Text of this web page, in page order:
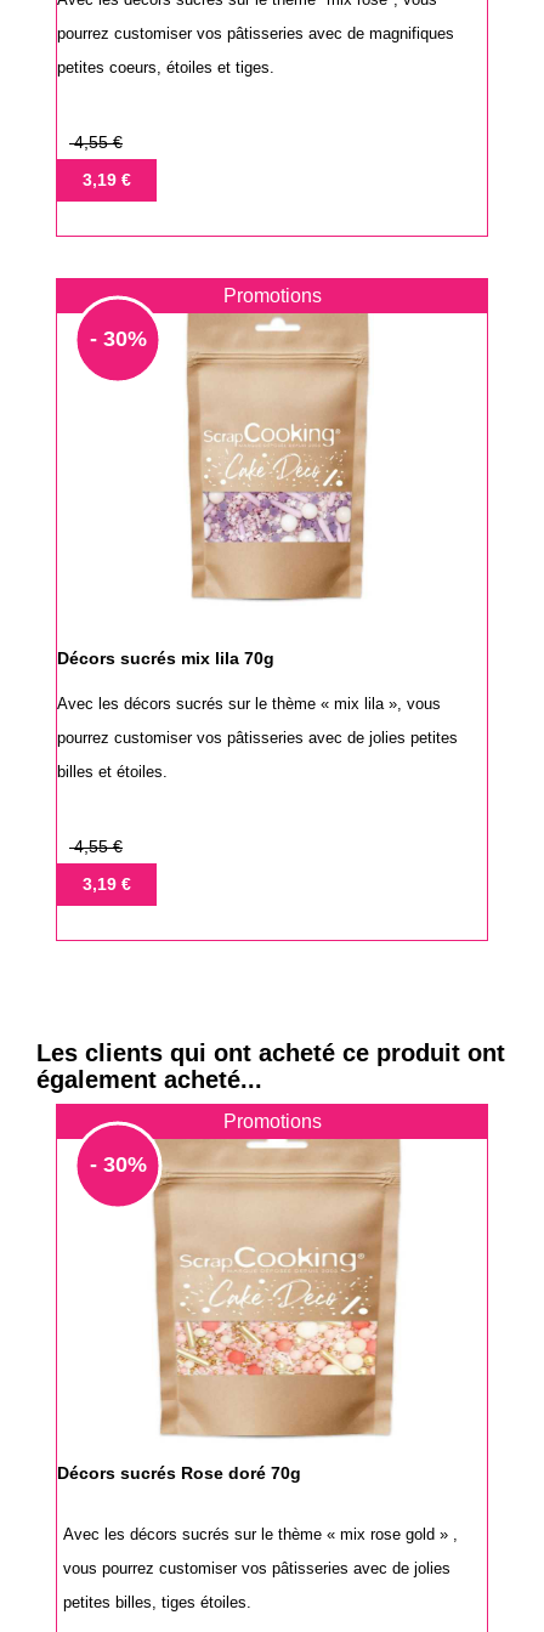
pourrez customiser vos pâtisseries avec de magnifiques
petites coeurs, étoiles et tiges.
Prix
base
4,55 €
Prix3,19 €
Promotions
- 30%
Décors sucrés mix lila 70g
Avec les décors sucrés sur le thème « mix lila », vous
pourrez customiser vos pâtisseries avec de jolies petites
billes et étoiles.
Prix
base
4,55 €
Prix3,19 €
Les clients qui ont acheté ce produit ont
également acheté...
Promotions
- 30%
Décors sucrés Rose doré 70g
Avec les décors sucrés sur le thème « mix rose gold » ,
vous pourrez customiser vos pâtisseries avec de jolies
petites billes, tiges étoiles.